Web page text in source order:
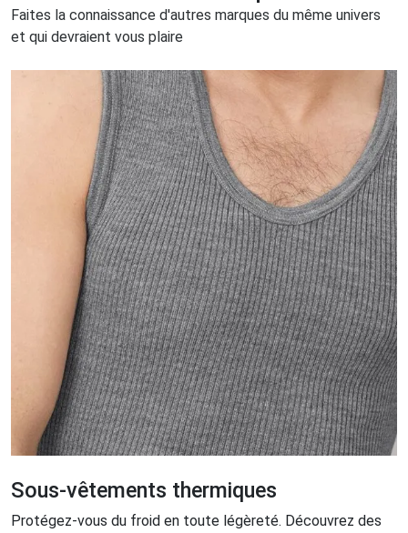
Faites la connaissance d'autres marques du même univers
et qui devraient vous plaire
Sous-vêtements thermiques
Protégez-vous du froid en toute légèreté. Découvrez des